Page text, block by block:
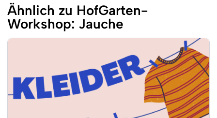
Ähnlich zu HofGarten-
Workshop: Jauche